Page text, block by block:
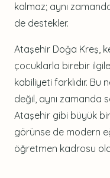
kalmaz; aynı
de destekler.
Ataşehir Doğa Kreş,
çocuklarla birebir
kabiliyeti farklıdır. Bu
değil, aynı zamanda
Ataşehir gibi büyük
görünse de modern
öğretmen kadrosu